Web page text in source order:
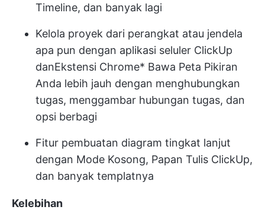
Timeline, dan banyak lagi
Kelola proyek dari perangkat atau jendela
apa pun dengan aplikasi seluler ClickUp
danEkstensi Chrome* Bawa Peta Pikiran
Anda lebih jauh dengan menghubungkan
tugas, menggambar hubungan tugas, dan
opsi berbagi
Fitur pembuatan diagram tingkat lanjut
dengan Mode Kosong, Papan Tulis ClickUp,
dan banyak templatnya
Kelebihan